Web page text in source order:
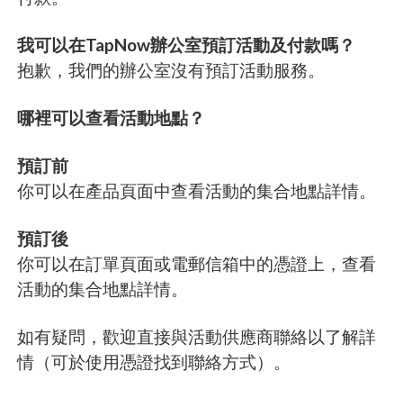
我可以在TapNow辦公室預訂活動及付款嗎？
抱歉，我們的辦公室沒有預訂活動服務。
哪裡可以查看活動地點？
預訂前
你可以在產品頁面中查看活動的集合地點詳情。
預訂後
你可以在訂單頁面或電郵信箱中的憑證上，查看
活動的集合地點詳情。
如有疑問，歡迎直接與活動供應商聯絡以了解詳
情（可於使用憑證找到聯絡方式）。